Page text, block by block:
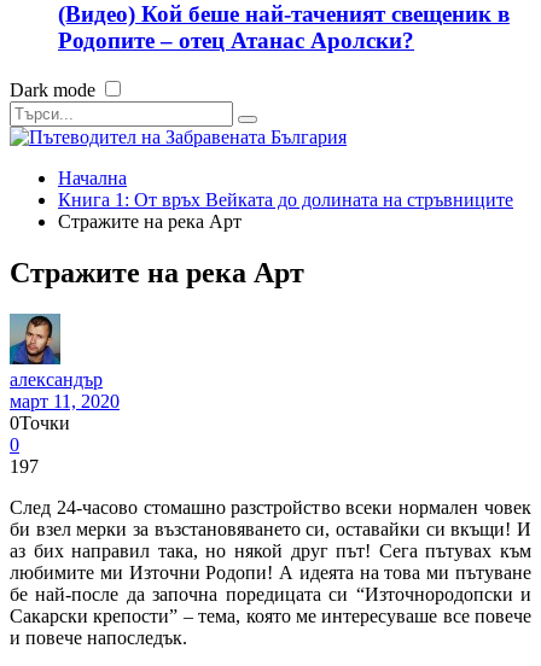
(Видео) Кой беше най-таченият свещеник в
Родопите – отец Атанас Аролски?
Dark mode
Начална
Книга 1: От връх Вейката до долината на стръвниците
Стражите на река Арт
Стражите на река Арт
александър
март 11, 2020
0Точки
0
197
След 24-часово стомашно разстройство всеки нормален човек
би взел мерки за възстановяването си, оставайки си вкъщи! И
аз бих направил така, но някой друг път! Сега пътувах към
любимите ми Източни Родопи! А идеята на това ми пътуване
бе най-после да започна поредицата си “Източнородопски и
Сакарски крепости” – тема, която ме интересуваше все повече
и повече напоследък.